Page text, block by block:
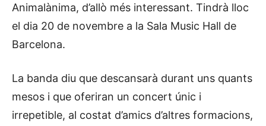
Animalànima, d’allò més interessant. Tindrà lloc
el dia 20 de novembre a la Sala Music Hall de
Barcelona.
La banda diu que descansarà durant uns quants
mesos i que oferiran un concert únic i
irrepetible, al costat d’amics d’altres formacions,